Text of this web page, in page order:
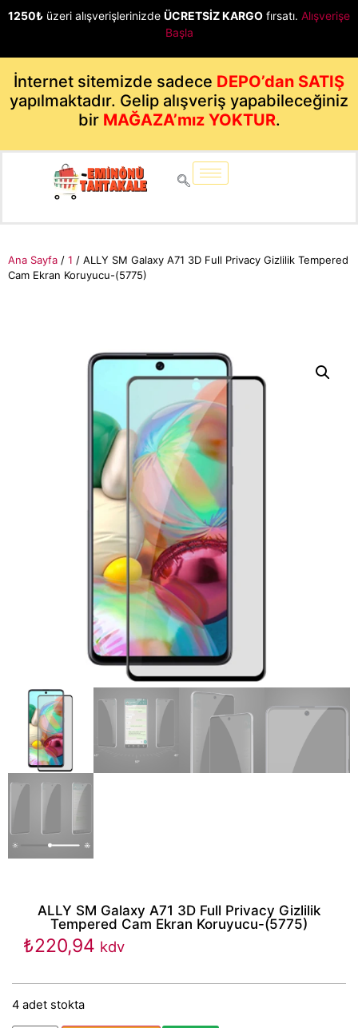
1250₺ üzeri alışverişlerinizde ÜCRETSİZ KARGO fırsatı. Alışverişe
Başla
İnternet sitemizde sadece DEPO’dan SATIŞ
yapılmaktadır. Gelip alışveriş yapabileceğiniz
bir MAĞAZA’mız YOKTUR.
Ana Sayfa / 1 / ALLY SM Galaxy A71 3D Full Privacy Gizlilik Tempered
Cam Ekran Koruyucu-(5775)
ALLY SM Galaxy A71 3D Full Privacy Gizlilik
Tempered Cam Ekran Koruyucu-(5775)
₺220,94 kdv
4 adet stokta